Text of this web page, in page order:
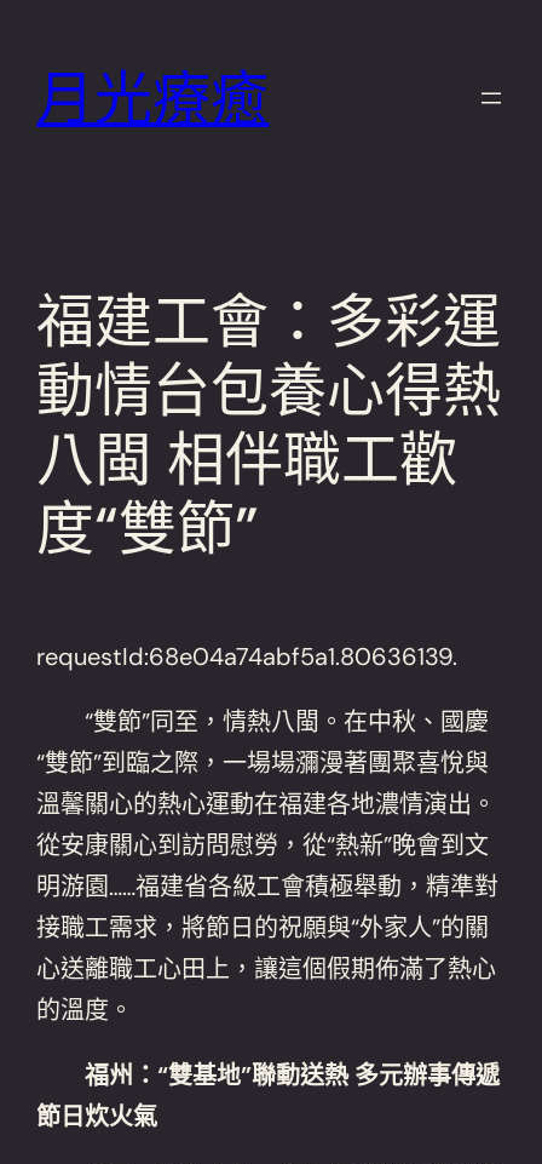
月光療癒
福建工會：多彩運
動情台包養心得熱
八閩 相伴職工歡
度“雙節”
requestId:68e04a74abf5a1.80636139.
“雙節”同至，情熱八閩。在中秋、國慶
“雙節”到臨之際，一場場瀰漫著團聚喜悅與
溫馨關心的熱心運動在福建各地濃情演出。
從安康關心到訪問慰勞，從“熱新”晚會到文
明游園……福建省各級工會積極舉動，精準對
接職工需求，將節日的祝願與“外家人”的關
心送離職工心田上，讓這個假期佈滿了熱心
的溫度。
福州：“雙基地”聯動送熱 多元辦事傳遞
節日炊火氣